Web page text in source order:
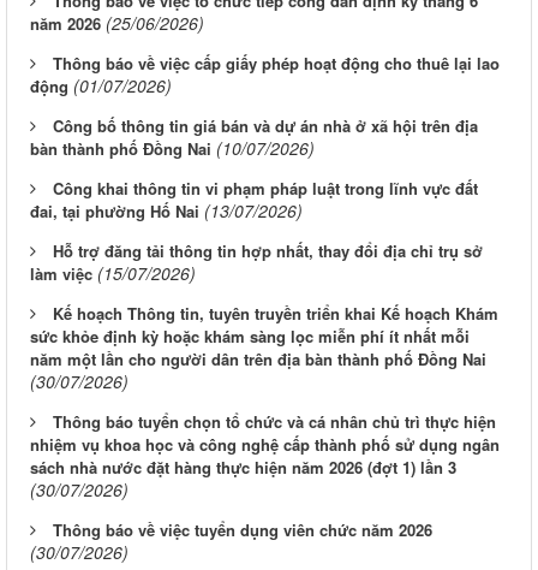
năm 2026 (25/06/2026)
Thông báo về việc cấp giấy phép hoạt động cho thuê lại lao
động (01/07/2026)
Công bố thông tin giá bán và dự án nhà ở xã hội trên địa
bàn thành phố Đồng Nai (10/07/2026)
Công khai thông tin vi phạm pháp luật trong lĩnh vực đất
đai, tại phường Hố Nai (13/07/2026)
Hỗ trợ đăng tải thông tin hợp nhất, thay đổi địa chỉ trụ sở
làm việc (15/07/2026)
Kế hoạch Thông tin, tuyên truyền triển khai Kế hoạch Khám
sức khỏe định kỳ hoặc khám sàng lọc miễn phí ít nhất mỗi
năm một lần cho người dân trên địa bàn thành phố Đồng Nai
(30/07/2026)
Thông báo tuyển chọn tổ chức và cá nhân chủ trì thực hiện
nhiệm vụ khoa học và công nghệ cấp thành phố sử dụng ngân
sách nhà nước đặt hàng thực hiện năm 2026 (đợt 1) lần 3
(30/07/2026)
Thông báo về việc tuyển dụng viên chức năm 2026
(30/07/2026)